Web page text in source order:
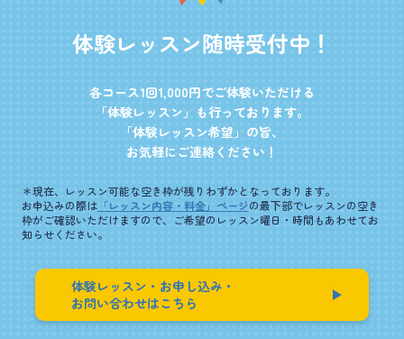
体験レ ッ スン随時受付中 ！
各コース1回1,000円でご体験いただける
「体験レッスン」も行っております。
「体験レッスン希望」の旨、
お気軽にご連絡ください！
＊現在、レッスン可能な空き枠が残りわずかとなっております。
お申込みの際は「レッスン内容・料金」ページの最下部でレッスンの空き
枠がご確認いただけますので、
ご希望のレッスン曜日・時間もあわせてお
知らせください。
体験レッスン・お申し込み・
お問い合わせはこちら